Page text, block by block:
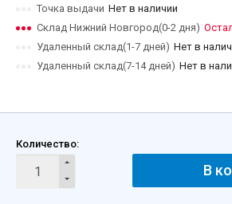
Точка выдачи Нет в наличии
Склад Нижний Новгород(0-2 дня)
Удаленный склад(1-7 дней) Нет в
Удаленный склад(7-14 дней) Нет в
Количество:
В